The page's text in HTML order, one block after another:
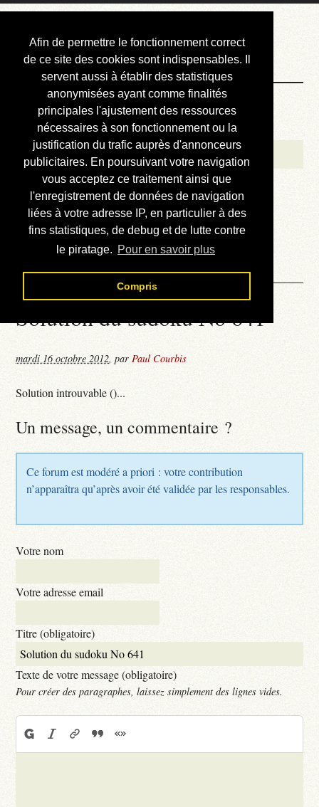
Afin de permettre le fonctionnement correct
de ce site des cookies sont indispensables. Il
servent aussi à établir des statistiques
anonymisées ayant comme finalités
principales l'ajustement des ressources
nécessaires à son fonctionnement ou la
justification du trafic auprès d'annonceurs
publicitaires. En poursuivant votre navigation
vous acceptez ce traitement ainsi que
l'enregistrement de données de navigation
liées à votre adresse IP, en particulier à des
fins statistiques, de debug et de lutte contre
le piratage. Pour en savoir plus
Compris
Courbis, « LE »
Blog Officiel
Bienvenue
Réalisations
Divers (et d’été)
Annonces
Liens externes
Téléchargement
Contact
Solution du sudoku No 641
mardi 16 octobre 2012,parPaul Courbis
Solution introuvable ()...
Un message, un commentaire ?
Ce forum est modéré a priori : votre contribution
n’apparaîtra qu’après avoir été validée par les responsables.
Votre nom
Votre adresse email
Titre (obligatoire)
Texte de votre message (obligatoire)
Pour créer des paragraphes, laissez simplement des lignes vides.